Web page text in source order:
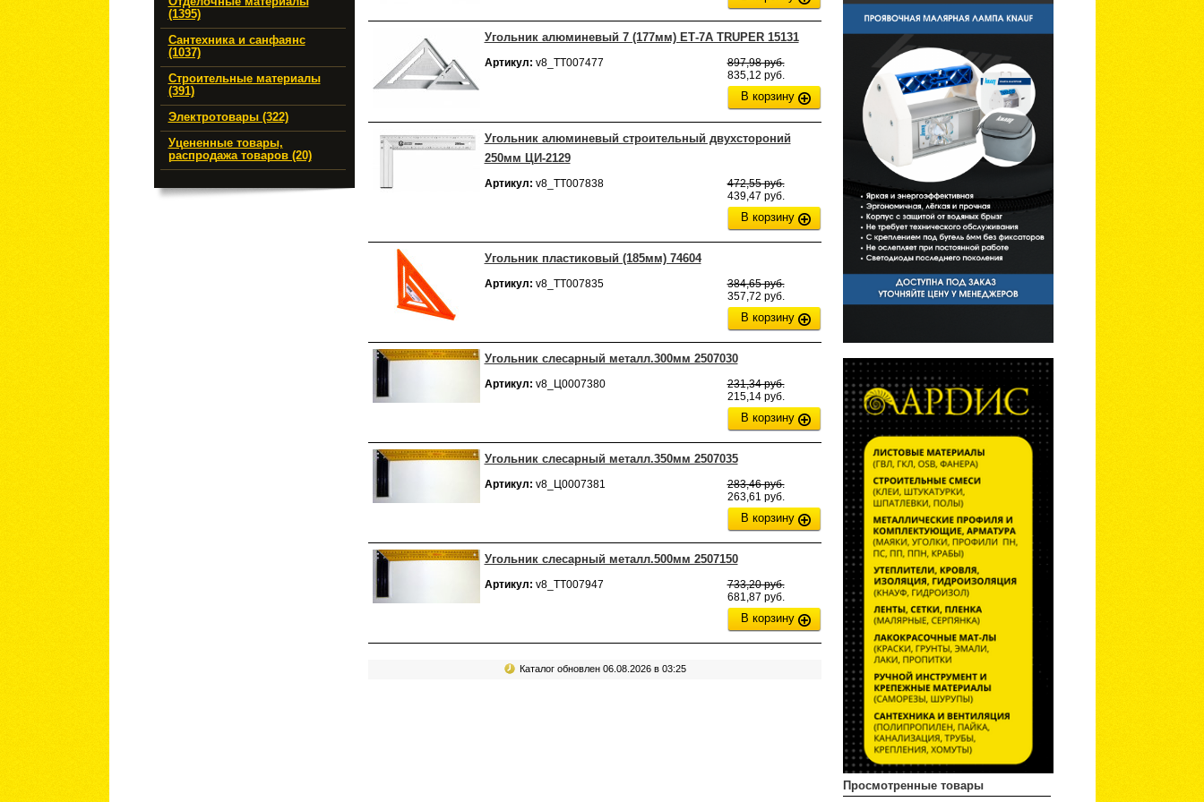
Просмотренные товары
(1395)
Сантехника и санфаянс
(1037)
Строительные материалы
(391)
Электротовары (322)
Уцененные товары,
распродажа товаров (20)
Угольник алюминевый 7 (177мм) ЕТ-7А TRUPER 15131
Артикул: v8_ТТ007477
897,98 руб.
835,12 руб.
В корзину
Угольник алюминевый строительный двухстороний
250мм ЦИ-2129
Артикул: v8_ТТ007838
472,55 руб.
439,47 руб.
В корзину
Угольник пластиковый (185мм) 74604
Артикул: v8_ТТ007835
384,65 руб.
357,72 руб.
В корзину
Угольник слесарный металл.300мм 2507030
Артикул: v8_Ц0007380
231,34 руб.
215,14 руб.
В корзину
Угольник слесарный металл.350мм 2507035
Артикул: v8_Ц0007381
283,46 руб.
263,61 руб.
В корзину
Угольник слесарный металл.500мм 2507150
Артикул: v8_ТТ007947
733,20 руб.
681,87 руб.
В корзину
Каталог обновлен 06.08.2026 в 03:25